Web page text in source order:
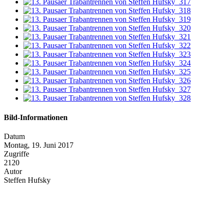
Bild-Informationen
Datum
Montag, 19. Juni 2017
Zugriffe
2120
Autor
Steffen Hufsky